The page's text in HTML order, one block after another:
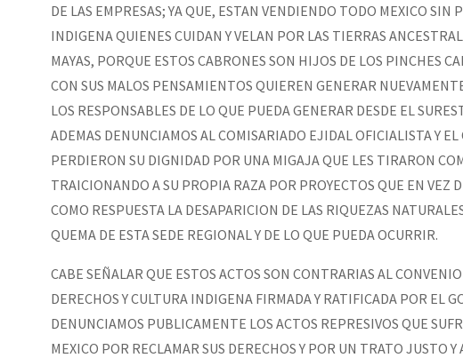
DE LAS EMPRESAS; YA QUE, ESTAN VENDIENDO TODO MEXICO SIN
INDIGENA QUIENES CUIDAN Y VELAN POR LAS TIERRAS
MAYAS, PORQUE ESTOS CABRONES SON HIJOS DE LOS PINCHES
CON SUS MALOS PENSAMIENTOS QUIEREN GENERAR
LOS RESPONSABLES DE LO QUE PUEDA GENERAR DESDE EL
ADEMAS DENUNCIAMOS AL COMISARIADO EJIDAL OFICIALISTA Y
PERDIERON SU DIGNIDAD POR UNA MIGAJA QUE LES TIRARON
TRAICIONANDO A SU PROPIA RAZA POR PROYECTOS QUE EN VEZ
COMO RESPUESTA LA DESAPARICION DE LAS RIQUEZAS
QUEMA DE ESTA SEDE REGIONAL Y DE LO QUE PUEDA OCURRIR.
CABE SEÑALAR QUE ESTOS ACTOS SON CONTRARIAS AL
DERECHOS Y CULTURA INDIGENA FIRMADA Y RATIFICADA POR EL
DENUNCIAMOS PUBLICAMENTE LOS ACTOS REPRESIVOS QUE
MEXICO POR RECLAMAR SUS DERECHOS Y POR UN TRATO JUSTO